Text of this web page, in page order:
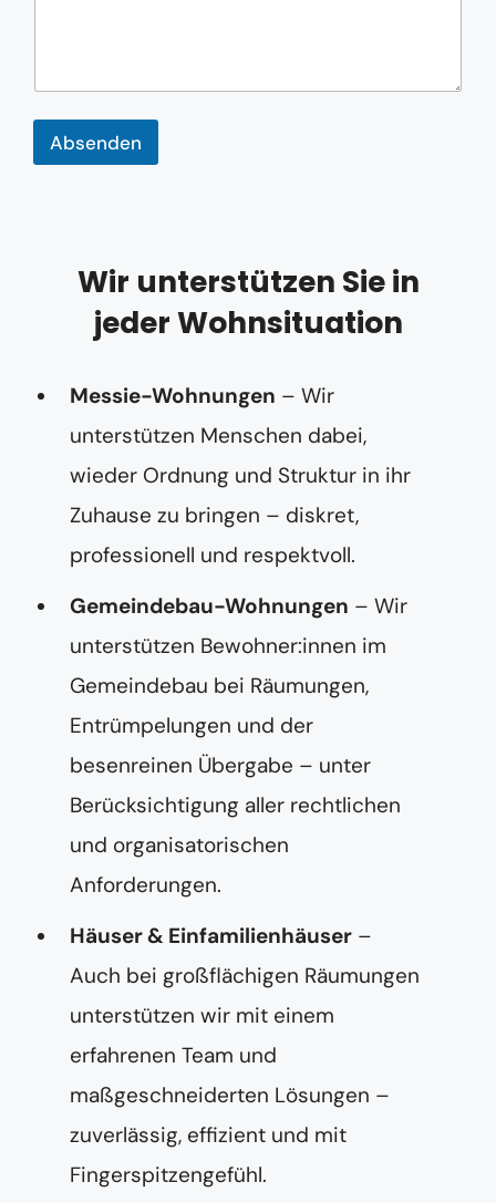
r
Absenden
Wir unterstützen Sie in
jeder Wohnsituation
Messie-Wohnungen – Wir
unterstützen Menschen dabei,
wieder Ordnung und Struktur in ihr
Zuhause zu bringen – diskret,
professionell und respektvoll.
Gemeindebau-Wohnungen – Wir
unterstützen Bewohner:innen im
Gemeindebau bei Räumungen,
Entrümpelungen und der
besenreinen Übergabe – unter
Berücksichtigung aller rechtlichen
und organisatorischen
Anforderungen.
Häuser & Einfamilienhäuser –
Auch bei großflächigen Räumungen
unterstützen wir mit einem
erfahrenen Team und
maßgeschneiderten Lösungen –
zuverlässig, effizient und mit
Fingerspitzengefühl.